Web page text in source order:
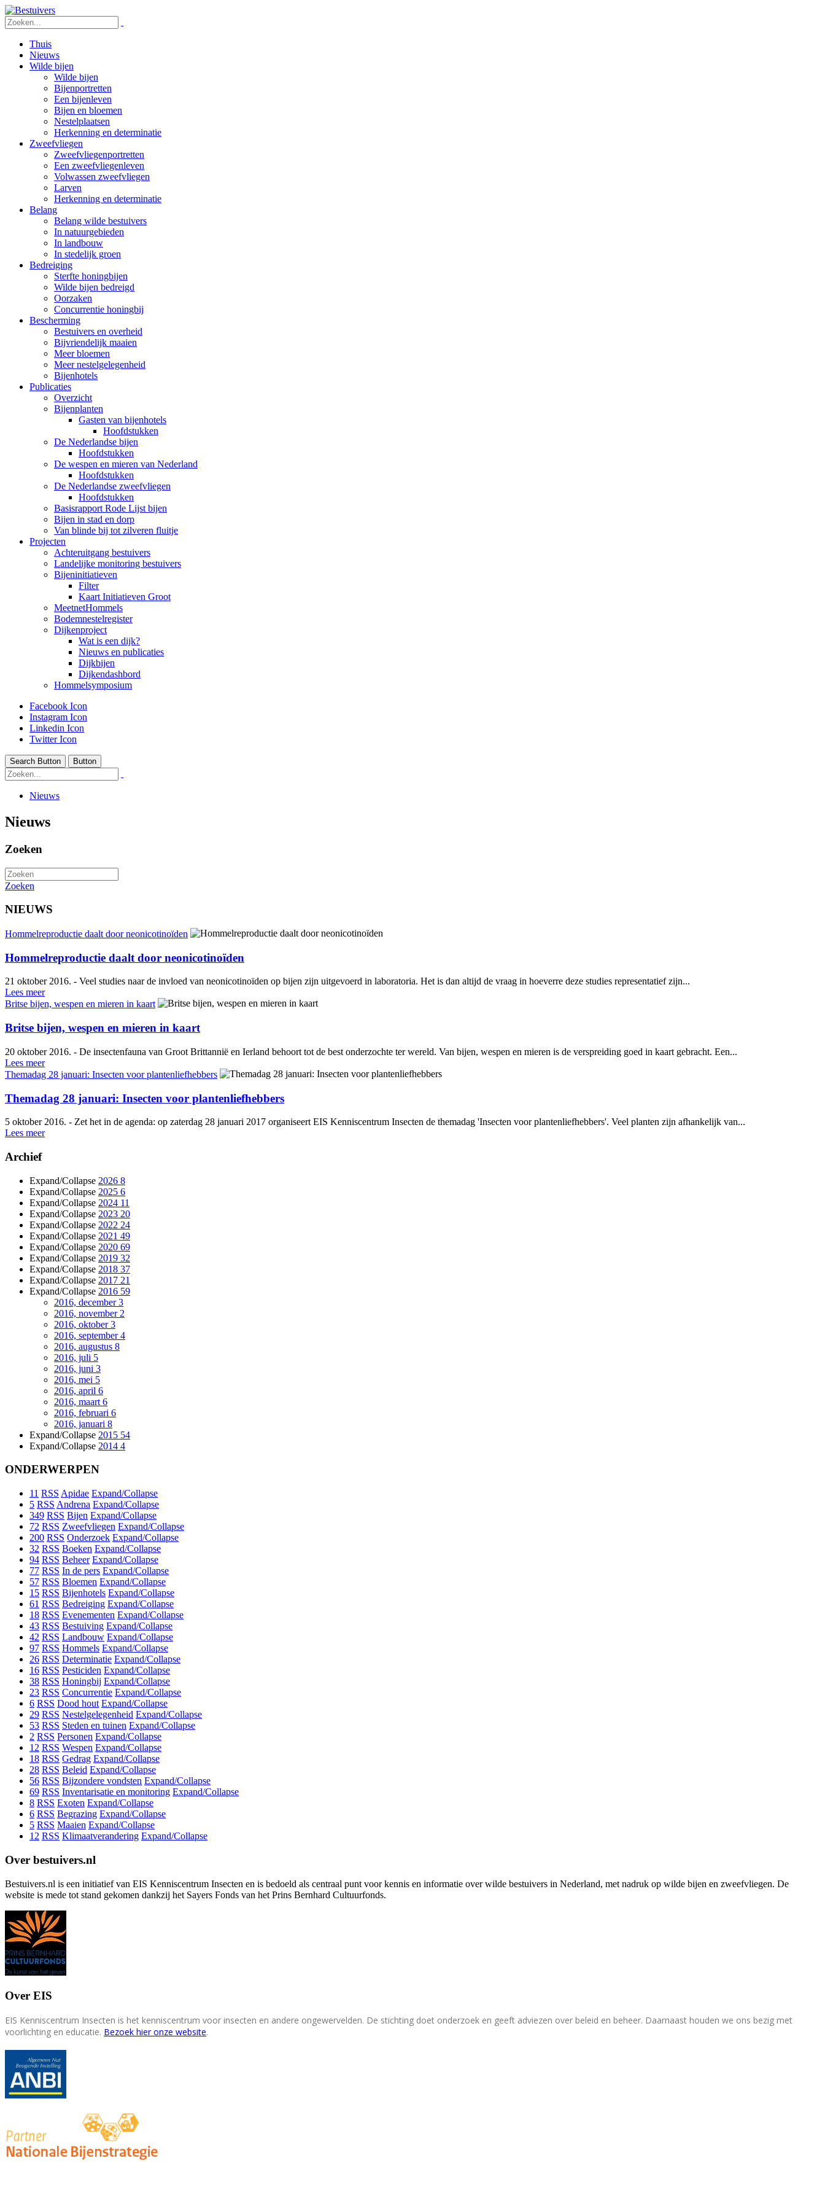
Thuis
Nieuws
Wilde bijen
Wilde bijen
Bijenportretten
Een bijenleven
Bijen en bloemen
Nestelplaatsen
Herkenning en determinatie
Zweefvliegen
Zweefvliegenportretten
Een zweefvliegenleven
Volwassen zweefvliegen
Larven
Herkenning en determinatie
Belang
Belang wilde bestuivers
In natuurgebieden
In landbouw
In stedelijk groen
Bedreiging
Sterfte honingbijen
Wilde bijen bedreigd
Oorzaken
Concurrentie honingbij
Bescherming
Bestuivers en overheid
Bijvriendelijk maaien
Meer bloemen
Meer nestelgelegenheid
Bijenhotels
Publicaties
Overzicht
Bijenplanten
Gasten van bijenhotels
Hoofdstukken
De Nederlandse bijen
Hoofdstukken
De wespen en mieren van Nederland
Hoofdstukken
De Nederlandse zweefvliegen
Hoofdstukken
Basisrapport Rode Lijst bijen
Bijen in stad en dorp
Van blinde bij tot zilveren fluitje
Projecten
Achteruitgang bestuivers
Landelijke monitoring bestuivers
Bijeninitiatieven
Filter
Kaart Initiatieven Groot
MeetnetHommels
Bodemnestelregister
Dijkenproject
Wat is een dijk?
Nieuws en publicaties
Dijkbijen
Dijkendashbord
Hommelsymposium
Facebook Icon
Instagram Icon
Linkedin Icon
Twitter Icon
Search Button Button
Nieuws
Nieuws
Zoeken
Zoeken
NIEUWS
Hommelreproductie daalt door neonicotinoïden
Hommelreproductie daalt door neonicotinoïden
21 oktober 2016. - Veel studies naar de invloed van neonicotinoïden op bijen zijn uitgevoerd in laboratoria. Het is dan altijd de vraag in hoeverre deze studies representatief zijn...
Lees meer
Britse bijen, wespen en mieren in kaart
Britse bijen, wespen en mieren in kaart
20 oktober 2016. - De insectenfauna van Groot Brittannië en Ierland behoort tot de best onderzochte ter wereld. Van bijen, wespen en mieren is de verspreiding goed in kaart gebracht. Een...
Lees meer
Themadag 28 januari: Insecten voor plantenliefhebbers
Themadag 28 januari: Insecten voor plantenliefhebbers
5 oktober 2016. - Zet het in de agenda: op zaterdag 28 januari 2017 organiseert EIS Kenniscentrum Insecten de themadag 'Insecten voor plantenliefhebbers'. Veel planten zijn afhankelijk van...
Lees meer
Archief
Expand/Collapse 2026 8
Expand/Collapse 2025 6
Expand/Collapse 2024 11
Expand/Collapse 2023 20
Expand/Collapse 2022 24
Expand/Collapse 2021 49
Expand/Collapse 2020 69
Expand/Collapse 2019 32
Expand/Collapse 2018 37
Expand/Collapse 2017 21
Expand/Collapse 2016 59
2016, december3
2016, november 2
2016, oktober3
2016, september4
2016, augustus 8
2016, juli 5
2016, juni 3
2016, mei 5
2016, april 6
2016, maart 6
2016, februari 6
2016, januari 8
Expand/Collapse 2015 54
Expand/Collapse 2014 4
ONDERWERPEN
11 RSS Apidae Expand/Collapse
5 RSS Andrena Expand/Collapse
349 RSS Bijen Expand/Collapse
72 RSS Zweefvliegen Expand/Collapse
200 RSS Onderzoek Expand/Collapse
32 RSS Boeken Expand/Collapse
94 RSS Beheer Expand/Collapse
77 RSS In de pers Expand/Collapse
57 RSS Bloemen Expand/Collapse
15 RSS Bijenhotels Expand/Collapse
61 RSS Bedreiging Expand/Collapse
18 RSS Evenementen Expand/Collapse
43 RSS Bestuiving Expand/Collapse
42 RSS Landbouw Expand/Collapse
97 RSS Hommels Expand/Collapse
26 RSS Determinatie Expand/Collapse
16 RSS Pesticiden Expand/Collapse
38 RSS Honingbij Expand/Collapse
23 RSS Concurrentie Expand/Collapse
6 RSS Dood hout Expand/Collapse
29 RSS Nestelgelegenheid Expand/Collapse
53 RSS Steden en tuinen Expand/Collapse
2 RSS Personen Expand/Collapse
12 RSS Wespen Expand/Collapse
18 RSS Gedrag Expand/Collapse
28 RSS Beleid Expand/Collapse
56 RSS Bijzondere vondsten Expand/Collapse
69 RSS Inventarisatie en monitoring Expand/Collapse
8 RSS Exoten Expand/Collapse
6 RSS Begrazing Expand/Collapse
5 RSS Maaien Expand/Collapse
12 RSS Klimaatverandering Expand/Collapse
Over bestuivers.nl
Bestuivers.nl is een initiatief van EIS Kenniscentrum Insecten en is bedoeld als centraal punt voor kennis en informatie over wilde bestuivers in Nederland, met nadruk op wilde bijen en zweefvliegen. De
website is mede tot stand gekomen dankzij het Sayers Fonds van het Prins Bernhard Cultuurfonds.
Over EIS
EIS Kenniscentrum Insecten is het kenniscentrum voor insecten en andere ongewervelden. De stichting doet onderzoek en geeft adviezen over beleid en beheer. Daarnaast houden we ons bezig met
voorlichting en educatie. Bezoek hier onze website.